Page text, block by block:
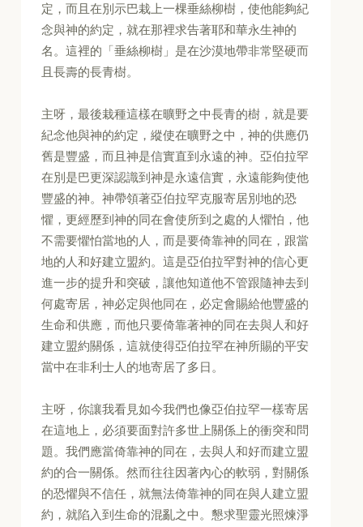
定，而且在別示巴栽上一棵垂絲柳樹，使他能夠紀
念與神的約定，就在那裡求告著耶和華永生神的
名。這裡的「垂絲柳樹」是在沙漠地帶非常堅硬而
且長壽的長青樹。
主呀，最後栽種這樣在曠野之中長青的樹，就是要
紀念他與神的約定，縱使在曠野之中，神的供應仍
舊是豐盛，而且神是信實直到永遠的神。亞伯拉罕
在別是巴更深認識到神是永遠信實，永遠能夠使他
豐盛的神。神帶領著亞伯拉罕克服寄居別地的恐
懼，更經歷到神的同在會使所到之處的人懼怕，他
不需要懼怕當地的人，而是要倚靠神的同在，跟當
地的人和好建立盟約。這是亞伯拉罕對神的信心更
進一步的提升和突破，讓他知道他不管跟隨神去到
何處寄居，神必定與他同在，必定會賜給他豐盛的
生命和供應，而他只要倚靠著神的同在去與人和好
建立盟約關係，這就使得亞伯拉罕在神所賜的平安
當中在非利士人的地寄居了多日。
主呀，你讓我看見如今我們也像亞伯拉罕一樣寄居
在這地上，必須要面對許多世上關係上的衝突和問
題。我們應當倚靠神的同在，去與人和好而建立盟
約的合一關係。然而往往因著內心的軟弱，對關係
的恐懼與不信任，就無法倚靠神的同在與人建立盟
約，就陷入到生命的混亂之中。懇求聖靈光照煉淨